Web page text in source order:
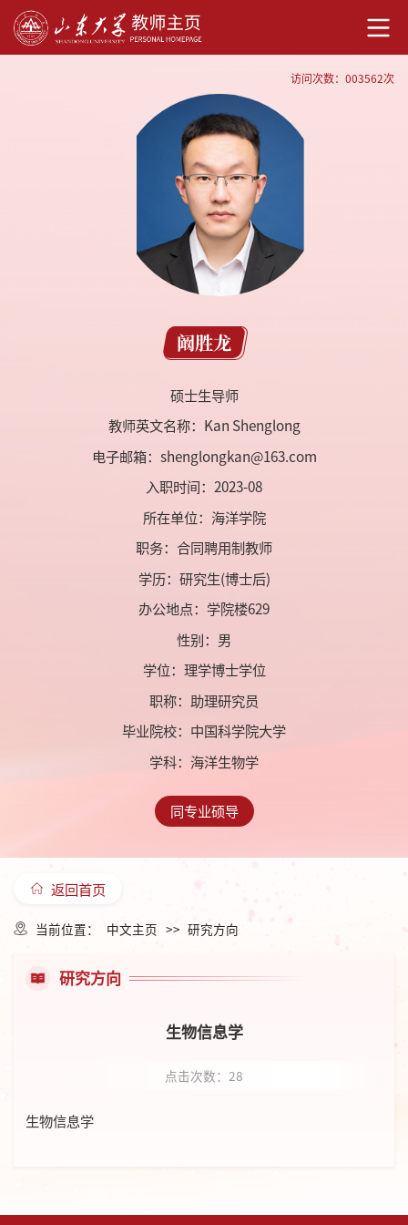
访问次数： 003562次
阚胜龙
硕士生导师
教师英文名称：Kan Shenglong
电子邮箱： shenglongkan@163.com
入职时间：2023-08
所在单位：海洋学院
职务：合同聘用制教师
学历：研究生(博士后)
办公地点：学院楼629
性别：男
学位：理学博士学位
职称：助理研究员
毕业院校：中国科学院大学
学科：海洋生物学
同专业硕导
返回首页
当前位置： 中文主页 >> 研究方向
研究方向
生物信息学
点击次数： 28
生物信息学